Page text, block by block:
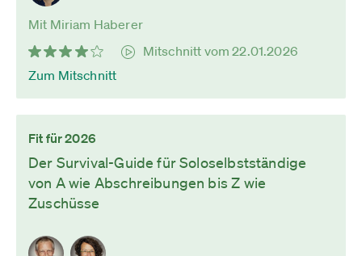
Mit Miriam Haberer
Mitschnitt vom 22.01.2026
Zum Mitschnitt
Fit für 2026
Der Survival-Guide für Soloselbstständige
von A wie Abschreibungen bis Z wie
Zuschüsse